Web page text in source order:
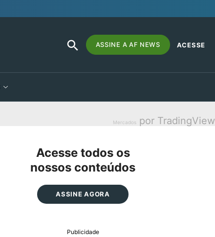
Search
for:
SEARCH
BUTTON
ASSINE A AF NEWS ACESSE
Mercados por TradingView
Acesse todos os
nossos conteúdos
ASSINE AGORA
Publicidade